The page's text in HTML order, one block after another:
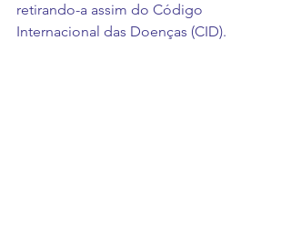
retirando-a assim do Código
Internacional das Doenças (CID).